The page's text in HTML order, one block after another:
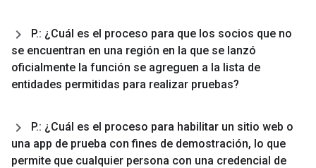
P.: ¿Cuál es el proceso para que los socios que no
se encuentran en una región en la que se lanzó
oficialmente la función se agreguen a la lista de
entidades permitidas para realizar pruebas?
P.: ¿Cuál es el proceso para habilitar un sitio web o
una app de prueba con fines de demostración, lo que
permite que cualquier persona con una credencial de